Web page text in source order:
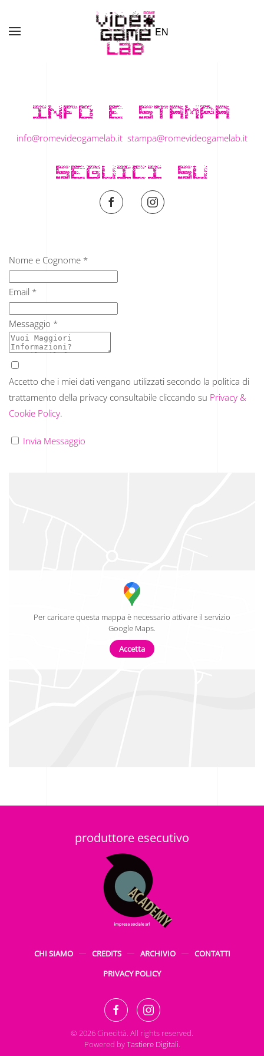
Skip to main content EN
INFO E STAMPA
info@romevideogamelab.it stampa@romevideogamelab.it
SEGUICI SU
Nome e Cognome *
Email *
Messaggio *
Accetto che i miei dati vengano utilizzati secondo la politica di
trattamento della privacy consultabile cliccando su Privacy &
Cookie Policy.
Invia Messaggio
Per caricare questa mappa è necessario attivare il servizio
Google Maps.
Accetta
produttore esecutivo
CHI SIAMO CREDITS ARCHIVIO
CONTATTI
PRIVACY POLICY
©2026Cinecittà. All rights reserved.
Powered byTastiere Digitali.